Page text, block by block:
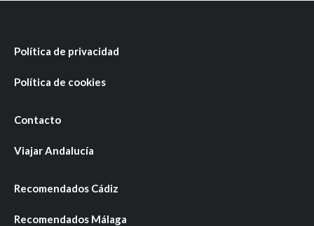
Política de privacidad
Política de cookies
Contacto
Viajar Andalucía
Recomendados Cádiz
Recomendados Málaga